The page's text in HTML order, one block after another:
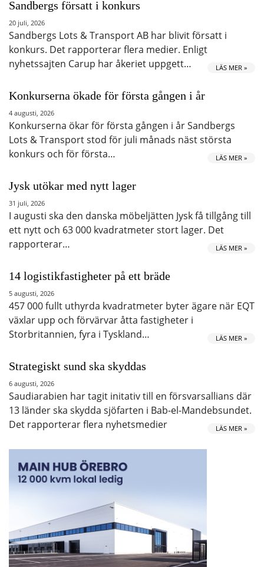
Sandbergs försatt i konkurs
20 juli, 2026
Sandbergs Lots & Transport AB har blivit försatt i
konkurs. Det rapporterar flera medier. Enligt
nyhetssajten Carup har åkeriet uppgett…
LÄS MER »
Konkurserna ökade för första gången i år
4 augusti, 2026
Konkurserna ökar för första gången i år Sandbergs
Lots & Transport stod för juli månads näst största
konkurs och för första…
LÄS MER »
Jysk utökar med nytt lager
31 juli, 2026
I augusti ska den danska möbeljätten Jysk få tillgång till
ett nytt och 63 000 kvadratmeter stort lager. Det
rapporterar…
LÄS MER »
14 logistikfastigheter på ett bräde
5 augusti, 2026
457 000 fullt uthyrda kvadratmeter byter ägare när EQT
växlar upp och förvärvar åtta fastigheter i
Storbritannien, fyra i Tyskland…
LÄS MER »
Strategiskt sund ska skyddas
6 augusti, 2026
Saudiarabien har tagit initativ till en försvarsallians där
13 länder ska skydda sjöfarten i Bab-el-Mandebsundet.
Det rapporterar flera nyhetsmedier
LÄS MER »